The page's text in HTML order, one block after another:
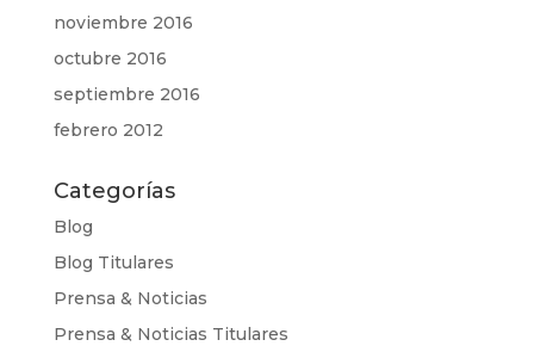
noviembre 2016
octubre 2016
septiembre 2016
febrero 2012
Categorías
Blog
Blog Titulares
Prensa & Noticias
Prensa & Noticias Titulares